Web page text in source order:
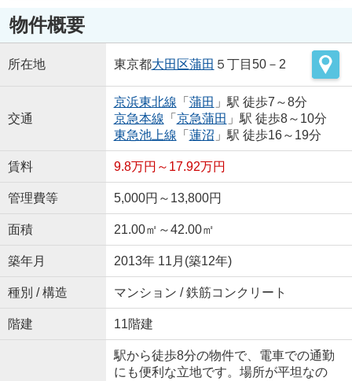
物件概要
所在地 東京都大田区蒲田 ５丁目50－2
交通
京浜東北線 「 蒲田 」駅 徒歩7～8分
京急本線 「 京急蒲田 」駅 徒歩8～10分
東急池上線 「 蓮沼 」駅 徒歩16～19分
賃料 9.8万円～17.92万円
管理費等 5,000円～13,800円
面積 21.00㎡～42.00㎡
築年月 2013年 11月(築12年)
種別 / 構造 マンション / 鉄筋コンクリート
階建 11階建
駅から徒歩8分の物件で、電車での通勤
にも便利な立地です。場所が平坦なの